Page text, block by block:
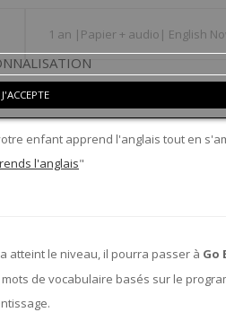
1 an |Papier + audio| English
enfant apprend l'anglais tout en
l'anglais"
atteint le niveau, il pourra passer à Go
de vocabulaire basés sur le
J'ACCEPTE